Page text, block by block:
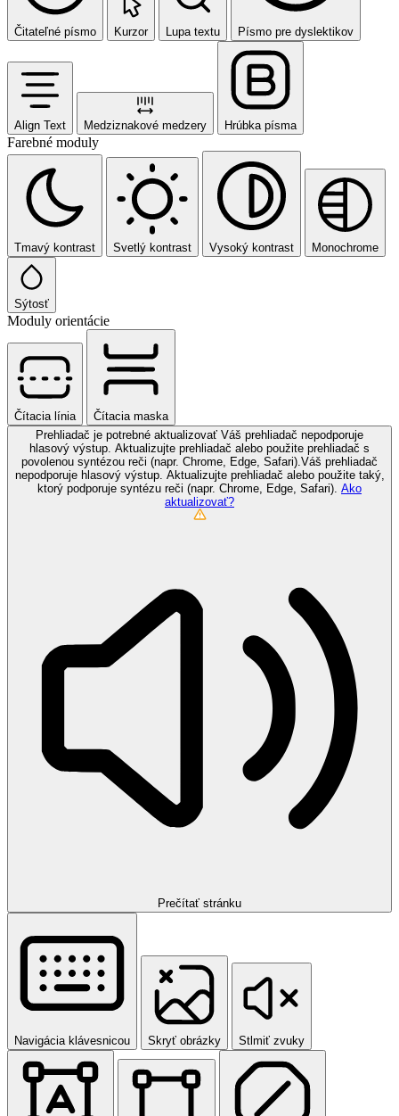
Čitateľné písmo Kurzor Lupa textu Písmo pre dyslektikov
Align Text Medziznakové medzery Hrúbka písma
Farebné moduly
Tmavý kontrast Svetlý kontrast Vysoký kontrast Monochrome
Sýtosť
Moduly orientácie
Čítacia línia
Čítacia maska
Prehliadač je potrebné aktualizovať Váš prehliadač nepodporuje
hlasový výstup. Aktualizujte prehliadač alebo použite prehliadač s
povolenou syntézou reči (napr. Chrome, Edge, Safari).Váš prehliadač
nepodporuje hlasový výstup. Aktualizujte prehliadač alebo použite taký,
ktorý podporuje syntézu reči (napr. Chrome, Edge, Safari). Ako
aktualizovať?
Prečítať stránku
Navigácia klávesnicou Skryť obrázky Stlmiť zvuky